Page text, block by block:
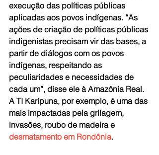
execução das políticas públicas
aplicadas aos povos indígenas. “As
ações de criação de políticas públicas
indigenistas precisam vir das bases, a
partir de diálogos com os povos
indígenas, respeitando as
peculiaridades e necessidades de
cada um”, disse ele à Amazônia Real.
A TI Karipuna, por exemplo, é uma das
mais impactadas pela grilagem,
invasões, roubo de madeira e
desmatamento em Rondônia.